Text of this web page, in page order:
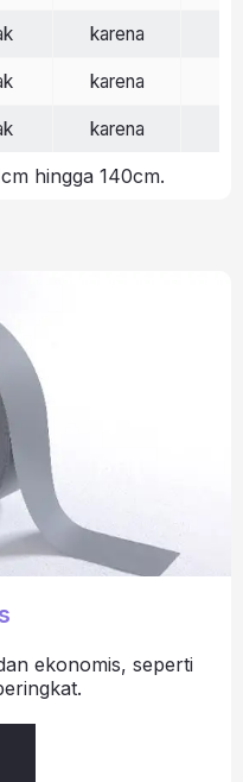
karena
karena
karena
hingga 140cm.
ekonomis, seperti